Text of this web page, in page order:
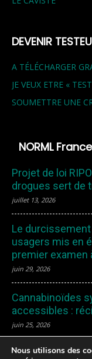
DEVENIR
A TÉLÉCHARGER
JE VEUX ETRE «
SOUMETTRE UNE
NORML France
Projet de loi
drogues sert de
juillet 13, 2026
Le
usagers mis en
premier examen
juin 29, 2026
Cannabinoïdes
accessibles :
juin 25, 2026
Nous utilisons des